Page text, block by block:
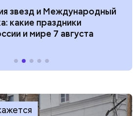
звезд и Международный
какие праздники
и мире 7 августа